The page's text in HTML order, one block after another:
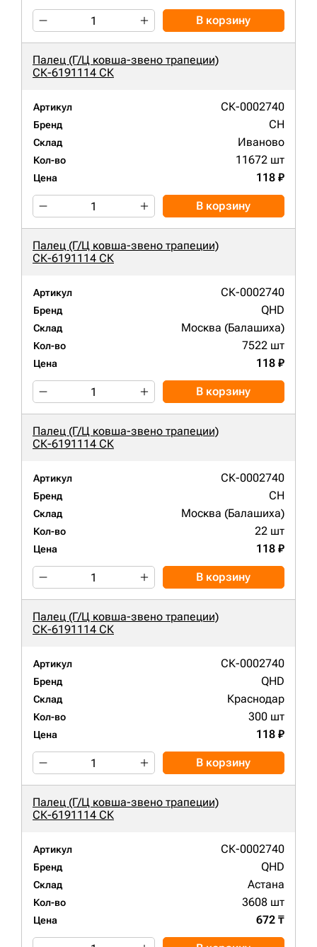
В корзину
Палец (Г/Ц ковша-звено трапеции)
СК-6191114 СК
Артикул СК-0002740
Бренд CH
Склад Иваново
Кол-во 11672 шт
Цена 118 ₽
В корзину
Палец (Г/Ц ковша-звено трапеции)
СК-6191114 СК
Артикул СК-0002740
Бренд QHD
Склад Москва (Балашиха)
Кол-во 7522 шт
Цена 118 ₽
В корзину
Палец (Г/Ц ковша-звено трапеции)
СК-6191114 СК
Артикул СК-0002740
Бренд CH
Склад Москва (Балашиха)
Кол-во 22 шт
Цена 118 ₽
В корзину
Палец (Г/Ц ковша-звено трапеции)
СК-6191114 СК
Артикул СК-0002740
Бренд QHD
Склад Краснодар
Кол-во 300 шт
Цена 118 ₽
В корзину
Палец (Г/Ц ковша-звено трапеции)
СК-6191114 СК
Артикул СК-0002740
Бренд QHD
Склад Астана
Кол-во 3608 шт
Цена 672 ₸